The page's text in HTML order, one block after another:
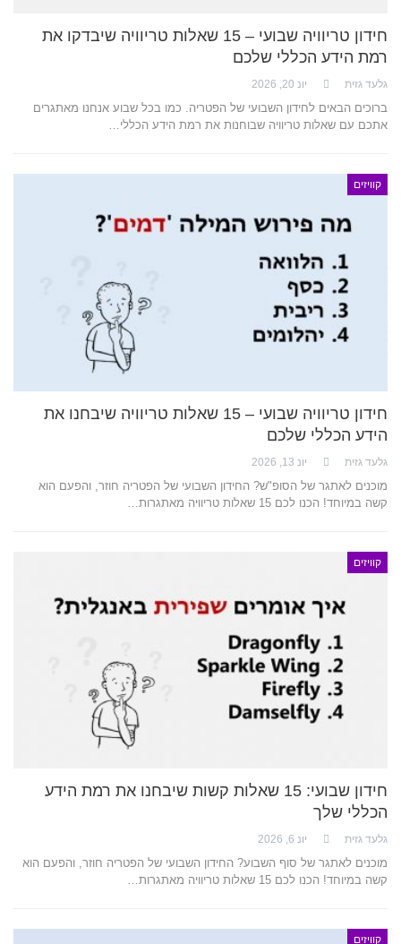
חידון טריוויה שבועי – 15 שאלות טריוויה שיבדקו את
רמת הידע הכללי שלכם
גלעד גזית יונ 20, 2026
ברוכים הבאים לחידון השבועי של הפטריה. כמו בכל שבוע אנחנו מאתגרים
אתכם עם שאלות טריוויה שבוחנות את רמת הידע הכללי…
קוויזים
חידון טריוויה שבועי – 15 שאלות טריוויה שיבחנו את
הידע הכללי שלכם
גלעד גזית יונ 13, 2026
מוכנים לאתגר של הסופ"ש? החידון השבועי של הפטריה חוזר, והפעם הוא
קשה במיוחד! הכנו לכם 15 שאלות טריוויה מאתגרות…
קוויזים
חידון שבועי: 15 שאלות קשות שיבחנו את רמת הידע
הכללי שלך
גלעד גזית יונ 6, 2026
מוכנים לאתגר של סוף השבוע? החידון השבועי של הפטריה חוזר, והפעם הוא
קשה במיוחד! הכנו לכם 15 שאלות טריוויה מאתגרות…
קוויזים